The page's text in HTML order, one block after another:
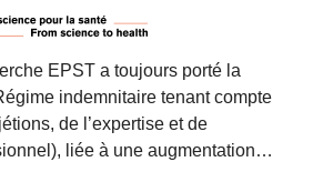
EPST a toujours porté la
indemnitaire tenant compte
de l’expertise et de
liée à une augmentation…